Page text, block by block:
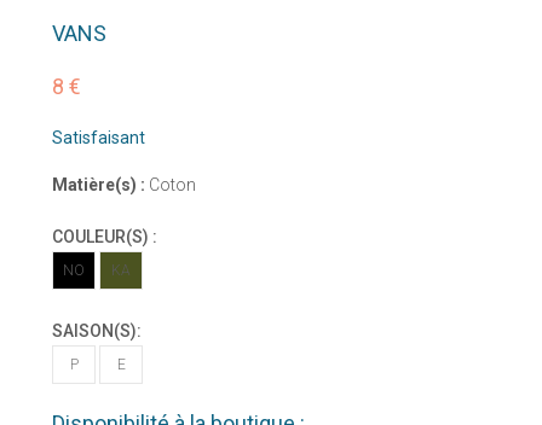
VANS
8 €
Satisfaisant
Matière(s) : Coton
COULEUR(S) :
NO KA
SAISON(S):
P E